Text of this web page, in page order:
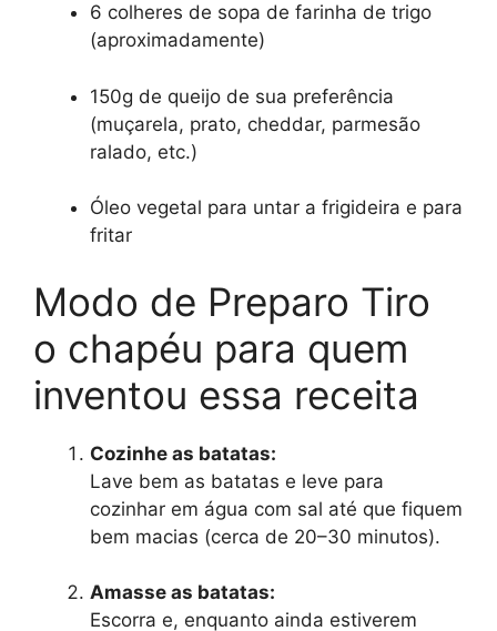
6 colheres de sopa de farinha de trigo
(aproximadamente)
150g de queijo de sua preferência
(muçarela, prato, cheddar, parmesão
ralado, etc.)
Óleo vegetal para untar a frigideira e para
fritar
Modo de Preparo Tiro
o chapéu para quem
inventou essa receita
Cozinhe as batatas:
Lave bem as batatas e leve para
cozinhar em água com sal até que fiquem
bem macias (cerca de 20–30 minutos).
Amasse as batatas:
Escorra e, enquanto ainda estiverem